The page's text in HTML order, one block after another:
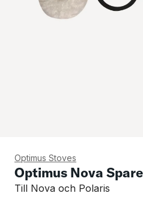
Optimus Stoves
Optimus Nova
Till Nova och Polaris